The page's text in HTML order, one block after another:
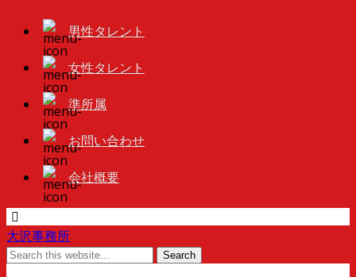
男性タレント
女性タレント
準所属
お問い合わせ
会社概要
大沢事務所